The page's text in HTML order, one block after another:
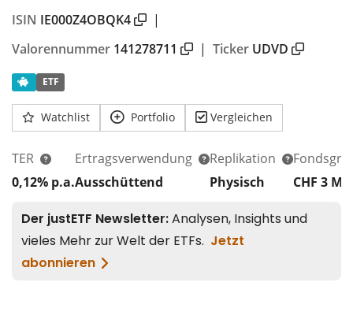
ISIN IE000Z4OBQK4
|
Valorennummer 141278711 | Ticker UDVD
ETF
Watchlist Portfolio Vergleichen
TER
0,12% p.a.
Ertragsverwendung
Ausschüttend
Replikation
Physisch
CHF 3